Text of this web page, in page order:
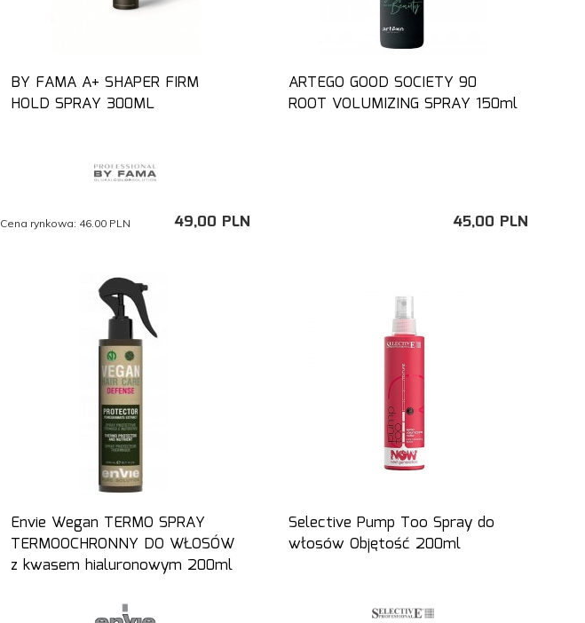
BY FAMA A+ SHAPER FIRM
HOLD SPRAY 300ML
49,00 PLN
Cena rynkowa: 46.00 PLN
ARTEGO GOOD SOCIETY 90
ROOT VOLUMIZING SPRAY 150ml
45,00 PLN
Envie Wegan TERMO SPRAY
TERMOOCHRONNY DO WŁOSÓW
z kwasem hialuronowym 200ml
Selective Pump Too Spray do
włosów Objętość 200ml